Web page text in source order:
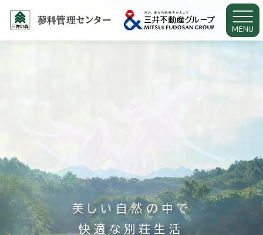
蓼科管理センター
MENU
美しい自然の中で
快適な別荘生活